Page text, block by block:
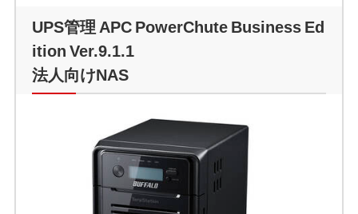
UPS管理 APC PowerChute Business Ed
ition Ver.9.1.1
法人向けNAS